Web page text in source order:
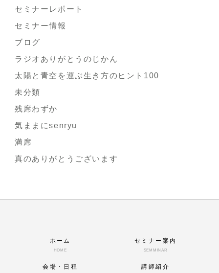
セミナーレポート
セミナー情報
ブログ
ラジオありがとうのじかん
太陽と青空を運ぶ生き方のヒント100
未分類
残席わずか
気ままにsenryu
満席
真のありがとうございます
ホーム
HOME
セミナー案内
SEMMINAR
会場・日程 講師紹介